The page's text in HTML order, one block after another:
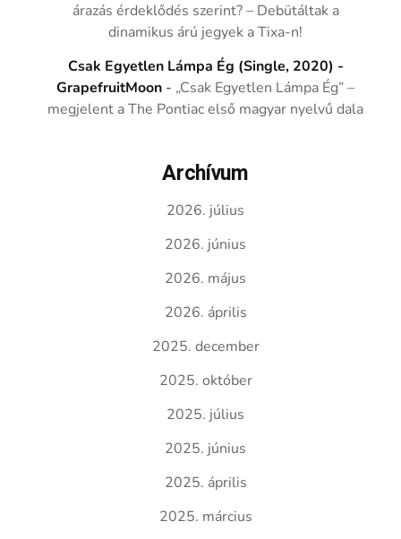
árazás érdeklődés szerint? – Debütáltak a
dinamikus árú jegyek a Tixa-n!
Csak Egyetlen Lámpa Ég (Single, 2020) -
GrapefruitMoon - „Csak Egyetlen Lámpa Ég” –
megjelent a The Pontiac első magyar nyelvű dala
Archívum
2026. július
2026. június
2026. május
2026. április
2025. december
2025. október
2025. július
2025. június
2025. április
2025. március